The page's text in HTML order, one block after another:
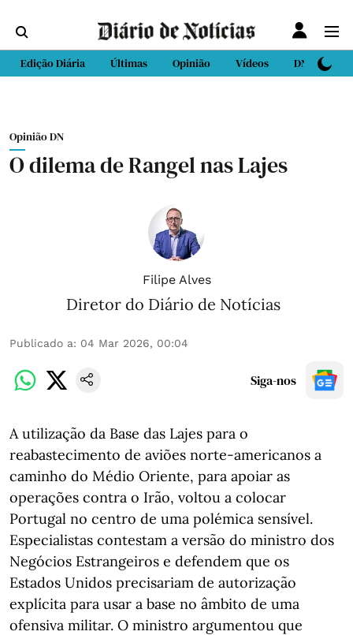
Edição Diária Últimas Opinião Vídeos DN Sport
Opinião DN
O dilema de Rangel nas Lajes
Filipe Alves
Diretor do Diário de Notícias
Publicado a: 04 Mar 2026, 00:04
Siga-nos
A utilização da Base das Lajes para o
reabastecimento de aviões norte-americanos a
caminho do Médio Oriente, para apoiar as
operações contra o Irão, voltou a colocar
Portugal no centro de uma polémica sensível.
Especialistas contestam a versão do ministro dos
Negócios Estrangeiros e defendem que os
Estados Unidos precisariam de autorização
explícita para usar a base no âmbito de uma
ofensiva militar. O ministro argumentou que